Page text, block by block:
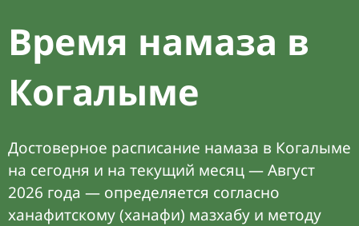
Время намаза в
Когалыме
Достоверное расписание намаза в Когалыме
на сегодня и на текущий месяц — Август
2026 года — определяется согласно
ханафитскому (ханафи) мазхабу и методу